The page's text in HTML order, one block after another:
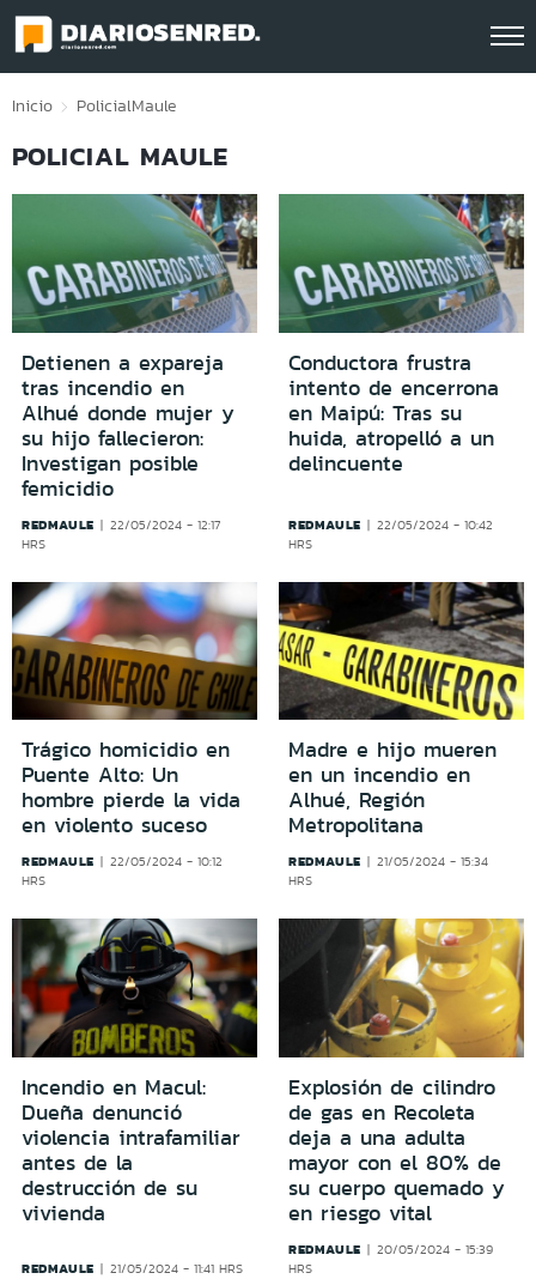
Click acá para ir directamente al contenido
Inicio PolicialMaule
POLICIAL MAULE
Detienen a expareja
tras incendio en
Alhué donde mujer y
su hijo fallecieron:
Investigan posible
femicidio
REDMAULE
22/05/2024 - 12:17
HRS
Conductora frustra
intento de encerrona
en Maipú: Tras su
huida, atropelló a un
delincuente
REDMAULE
22/05/2024 - 10:42
HRS
Trágico homicidio en
Puente Alto: Un
hombre pierde la vida
en violento suceso
REDMAULE
22/05/2024 - 10:12
HRS
Madre e hijo mueren
en un incendio en
Alhué, Región
Metropolitana
REDMAULE
21/05/2024 - 15:34
HRS
Incendio en Macul:
Dueña denunció
violencia intrafamiliar
antes de la
destrucción de su
vivienda
REDMAULE 21/05/2024 - 11:41 HRS
Explosión de cilindro
de gas en Recoleta
deja a una adulta
mayor con el 80% de
su cuerpo quemado y
en riesgo vital
REDMAULE
20/05/2024 - 15:39
HRS